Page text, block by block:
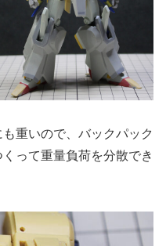
重いので、バックパック
って重量負荷を分散でき